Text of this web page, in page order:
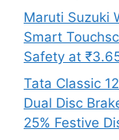
Maruti Suzuki
Smart
Safety at
Tata Classic
Dual Disc
25% Festive